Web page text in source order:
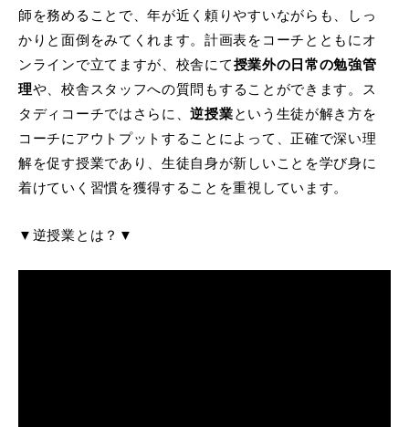
師を務めることで、年が近く頼りやすいながらも、しっ
かりと面倒をみてくれます。計画表をコーチとともにオ
ンラインで立てますが、校舎にて授業外の日常の勉強管
理や、校舎スタッフへの質問もすることができます。ス
タディコーチではさらに、逆授業という生徒が解き方を
コーチにアウトプットすることによって、正確で深い理
解を促す授業であり、生徒自身が新しいことを学び身に
着けていく習慣を獲得することを重視しています。
▼逆授業とは？▼